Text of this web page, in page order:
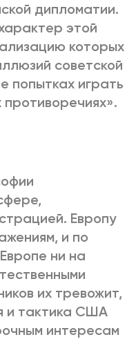
дипломатии.
этой
которых
советской
попытках играть
Европу
и по
ни на
их тревожит,
и тактика США
интересам